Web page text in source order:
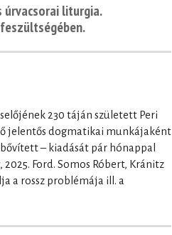
liturgia.
230 táján született Peri
jelentős dogmatikai munkájaként
– kiadását pár hónappal
Ford. Somos Róbert, Kránitz
a rossz problémája ill. a